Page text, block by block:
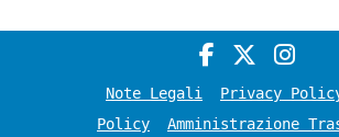
Note Legali Privacy
Policy
Amministrazione